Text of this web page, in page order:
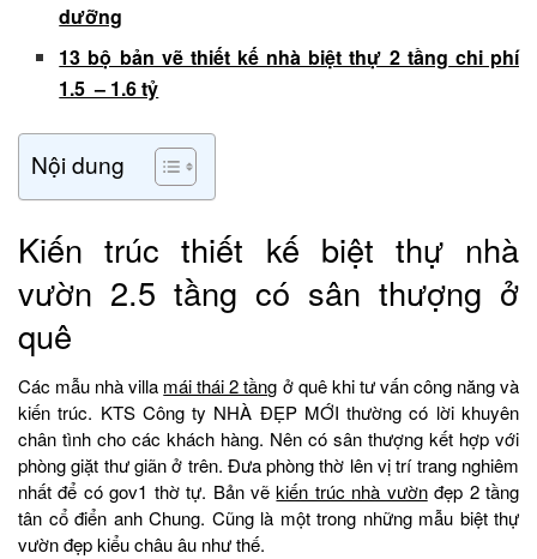
dưỡng
13 bộ bản vẽ thiết kế nhà biệt thự 2 tầng chi phí
1.5 – 1.6 tỷ
Nội dung
Kiến trúc thiết kế biệt thự nhà
vườn 2.5 tầng có sân thượng ở
quê
Các mẫu nhà villa mái thái 2 tầng ở quê khi tư vấn công năng và
kiến trúc. KTS Công ty NHÀ ĐẸP MỚI thường có lời khuyên
chân tình cho các khách hàng. Nên có sân thượng kết hợp với
phòng giặt thư giãn ở trên. Đưa phòng thờ lên vị trí trang nghiêm
nhất để có gov1 thờ tự. Bản vẽkiến trúc nhà vườnđẹp 2 tầng
tân cổ điển anh Chung. Cũng là một trong những mẫu biệt thự
vườn đẹp kiểu châu âu như thế.